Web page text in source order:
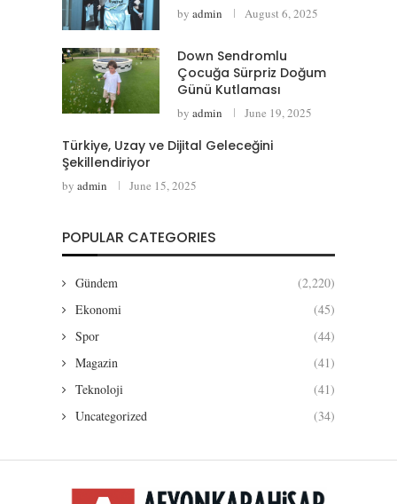
by admin August 6, 2025
Down Sendromlu
Çocuğa Sürpriz Doğum
Günü Kutlaması
by admin June 19, 2025
Türkiye, Uzay ve Dijital Geleceğini
Şekillendiriyor
by admin June 15, 2025
POPULAR CATEGORIES
Gündem
(2,220)
Ekonomi
(45)
Spor
(44)
Magazin
(41)
Teknoloji
(41)
Uncategorized
(34)